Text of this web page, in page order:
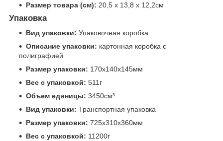
Размер товара (см): 20,5 х 13,8 х 12,2см
Упаковка
Вид упаковки: Упаковочная коробка
Описание упаковки: картонная коробка с
полиграфией
Размер упаковки: 170x140x145мм
Вес с упаковкой: 511г
Объем единицы: 3450см³
Вид упаковки: Транспортная упаковка
Размер упаковки: 725x310x360мм
Вес с упаковкой: 11200г